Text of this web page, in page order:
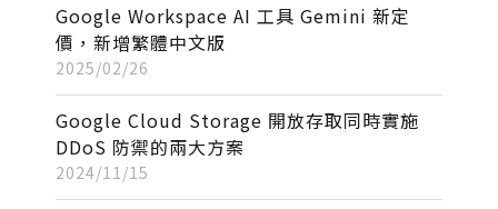
Google Workspace AI 工具 Gemini 新定
價，新增繁體中文版
2025/02/26
Google Cloud Storage 開放存取同時實施
DDoS 防禦的兩大方案
2024/11/15